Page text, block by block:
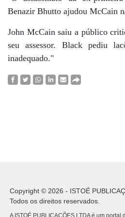
Benazir Bhutto ajudou McCain
John McCain saiu a público
seu assessor. Black pediu
inadequado."
Copyright © 2026 - ISTOÉ
Todos os direitos reservados.
A ISTOÉ PUBLICAÇÕES LTDA é um